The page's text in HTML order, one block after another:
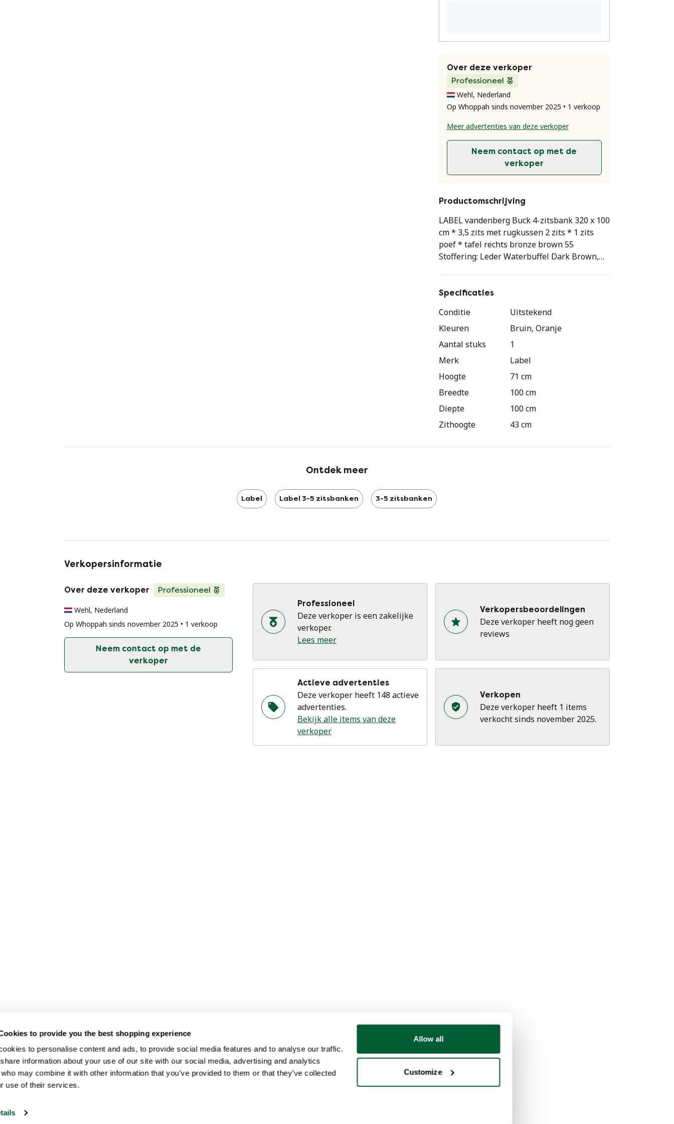
to provide you the best shopping experience
to personalise content and ads, to provide social media features and to analyse our traffic.
information about your use of our site with our social media, advertising and analytics
may combine it with other information that you’ve provided to them or that they’ve collected
use of their services.
Allow all
Customize
Over deze verkoper
Professioneel
Wehl, Nederland
Op Whoppah sinds november 2025 • 1 verkoop
Meer advertenties van deze verkoper
Neem contact op met de
verkoper
Productomschrijving
LABEL vandenberg Buck 4-zitsbank 320 x 100
cm * 3,5 zits met rugkussen 2 zits * 1 zits
poef * tafel rechts bronze brown 55
Stoffering: Leder Waterbuffel Dark Brown,
Specificaties
Conditie
Uitstekend
Kleuren
Bruin, Oranje
Aantal stuks
1
Merk
Label
Hoogte
71 cm
Breedte
100 cm
Diepte
100 cm
Zithoogte
43 cm
Ontdek meer
Label Label 3-5 zitsbanken 3-5 zitsbanken
Verkopersinformatie
Over deze verkoper Professioneel
Wehl, Nederland
Op Whoppah sinds november 2025 • 1 verkoop
Neem contact op met de
verkoper
Professioneel
Deze verkoper is een zakelijke
verkoper.
Lees meer
Verkopersbeoordelingen
Deze verkoper heeft nog geen
reviews
Actieve advertenties
Deze verkoper heeft 148 actieve
advertenties.
Bekijk alle items van deze
verkoper
Verkopen
Deze verkoper heeft 1 items
verkocht sinds november 2025.